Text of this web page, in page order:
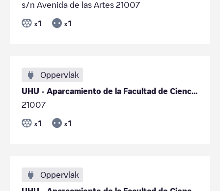
s/n Avenida de las Artes 21007
x 1 x 1
Oppervlak
UHU - Aparcamiento de la Facultad de Ciencias Experimentales
21007
x 1 x 1
Oppervlak